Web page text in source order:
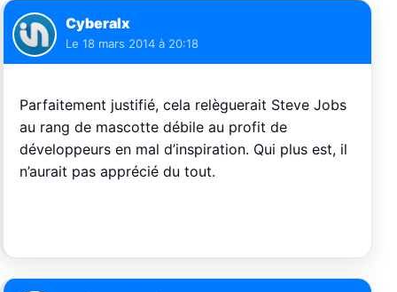
Cyberalx
Le 18 mars 2014 à 20:18
Parfaitement justifié, cela relèguerait Steve Jobs
au rang de mascotte débile au profit de
développeurs en mal d’inspiration. Qui plus est, il
n’aurait pas apprécié du tout.